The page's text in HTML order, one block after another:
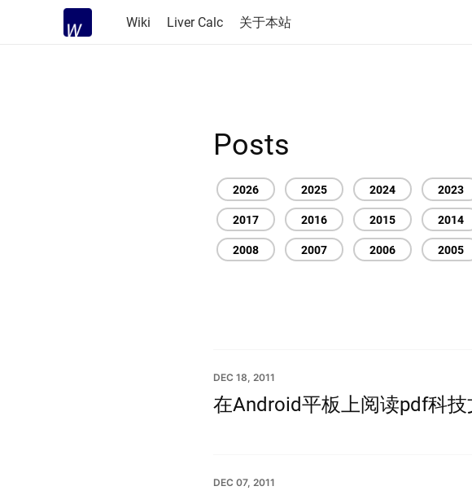
Wiki Liver Calc 关于本站
Posts
2026 2025 2024 2023
2017
2016 2015 2014
2008
2007 2006 2005
DEC 18, 2011
在Android平板上阅读pdf科技
DEC 07, 2011